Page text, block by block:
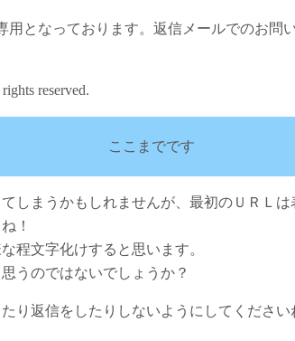
用となっております。返信メールでのお問
reserved.
ここまでです
しまうかもしれませんが、最初のＵＲＬ
！
程文字化けすると思います。
うのではないでしょうか？
り返信をしたりしないようにしてください